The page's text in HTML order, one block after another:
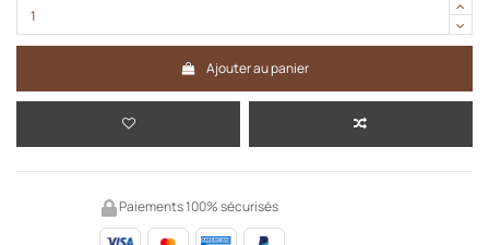
Ajouter au panier
Paiements 100% sécurisés